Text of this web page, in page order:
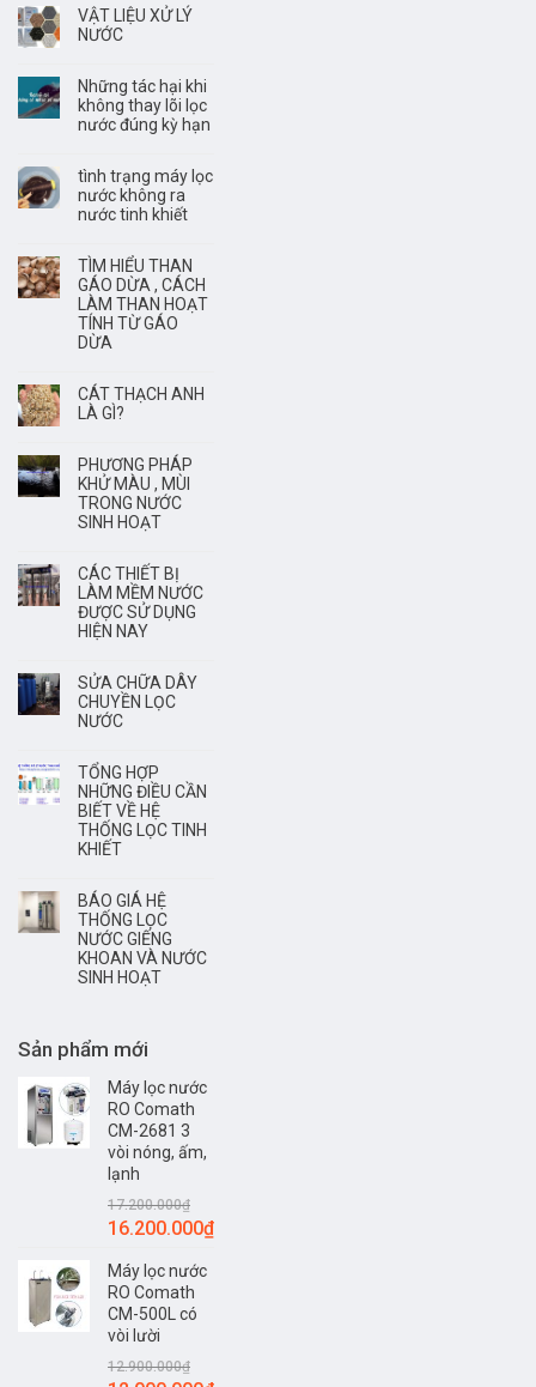
VẬT LIỆU XỬ LÝ
NƯỚC
Những tác hại khi
không thay lõi lọc
nước đúng kỳ hạn
tình trạng máy lọc
nước không ra
nước tinh khiết
TÌM HIỂU THAN
GÁO DỪA , CÁCH
LÀM THAN HOẠT
TÍNH TỪ GÁO
DỪA
CÁT THẠCH ANH
LÀ GÌ?
PHƯƠNG PHÁP
KHỬ MÀU , MÙI
TRONG NƯỚC
SINH HOẠT
CÁC THIẾT BỊ
LÀM MỀM NƯỚC
ĐƯỢC SỬ DỤNG
HIỆN NAY
SỬA CHỮA DÂY
CHUYỀN LỌC
NƯỚC
TỔNG HỢP
NHỮNG ĐIỀU CẦN
BIẾT VỀ HỆ
THỐNG LỌC TINH
KHIẾT
BÁO GIÁ HỆ
THỐNG LỌC
NƯỚC GIẾNG
KHOAN VÀ NƯỚC
SINH HOẠT
Sản phẩm mới
Máy lọc nước
RO Comath
CM-2681 3
vòi nóng, ấm,
lạnh
17.200.000₫
16.200.000₫
Máy lọc nước
RO Comath
CM-500L có
vòi lười
12.900.000₫